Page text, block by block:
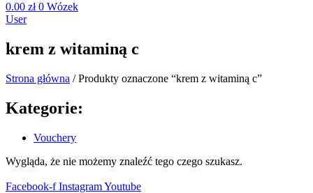
0.00 zł 0 Wózek
User
krem z witaminą c
Strona główna / Produkty oznaczone “krem z witaminą c”
Kategorie:
Vouchery
Wygląda, że nie możemy znaleźć tego czego szukasz.
Facebook-f InstagramYoutube